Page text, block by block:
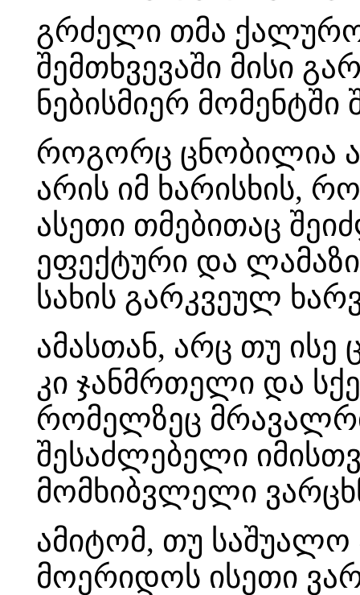
გრძელი თმა
შემთხვევაში მისი
ნებისმიერ მომენტში
როგორც ცნობილია
არის იმ ხარისხის,
ასეთი თმებითაც
ეფექტური და
სახის გარკვეულ
ამასთან, არც თუ
კი ჯანმრთელი და
რომელზეც
შესაძლებელი
მომხიბვლელი
ამიტომ, თუ საშუალო
მოერიდოს ისეთი